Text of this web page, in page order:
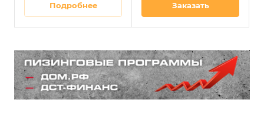
Подробнее Заказать